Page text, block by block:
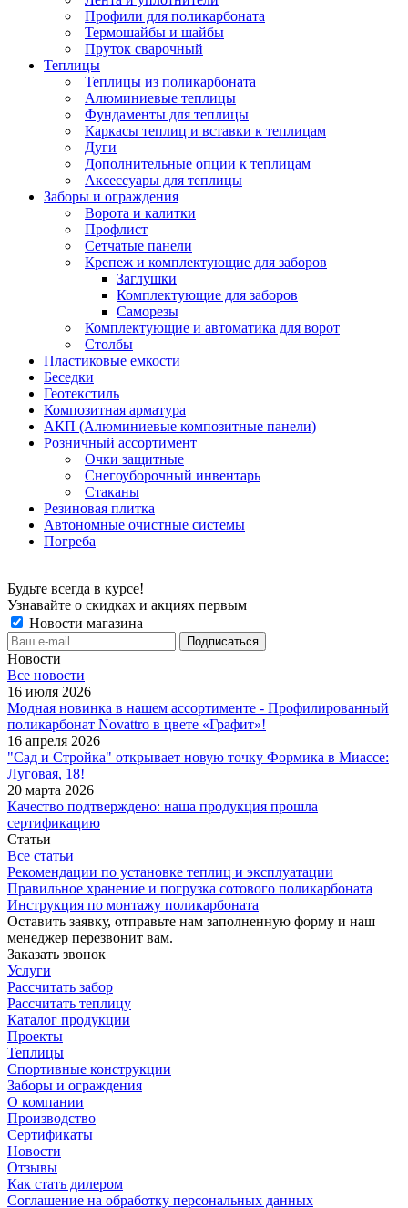
Профили для поликарбоната
Термошайбы и шайбы
Пруток сварочный
Теплицы
Теплицы из поликарбоната
Алюминиевые теплицы
Фундаменты для теплицы
Каркасы теплиц и вставки к теплицам
Дуги
Дополнительные опции к теплицам
Аксессуары для теплицы
Заборы и ограждения
Ворота и калитки
Профлист
Сетчатые панели
Крепеж и комплектующие для заборов
Заглушки
Комплектующие для заборов
Саморезы
Комплектующие и автоматика для ворот
Столбы
Пластиковые емкости
Беседки
Геотекстиль
Композитная арматура
АКП (Алюминиевые композитные панели)
Розничный ассортимент
Очки защитные
Снегоуборочный инвентарь
Стаканы
Резиновая плитка
Автономные очистные системы
Погреба
Будьте всегда в курсе!
Узнавайте о скидках и акциях первым
Новости магазина
Новости
Все новости
16 июля 2026
Модная новинка в нашем ассортименте - Профилированный
поликарбонат Novattro в цвете «Графит»!
16 апреля 2026
"Сад и Стройка" открывает новую точку Формика в Миассе:
Луговая, 18!
20 марта 2026
Качество подтверждено: наша продукция прошла
сертификацию
Статьи
Все статьи
Рекомендации по установке теплиц и эксплуатации
Правильное хранение и погрузка сотового поликарбоната
Инструкция по монтажу поликарбоната
Оставить заявку, отправьте нам заполненную форму и наш
менеджер перезвонит вам.
Заказать звонок
Услуги
Рассчитать забор
Рассчитать теплицу
Каталог продукции
Проекты
Теплицы
Спортивные конструкции
Заборы и ограждения
О компании
Производство
Сертификаты
Новости
Отзывы
Как стать дилером
Соглашение на обработку персональных данных